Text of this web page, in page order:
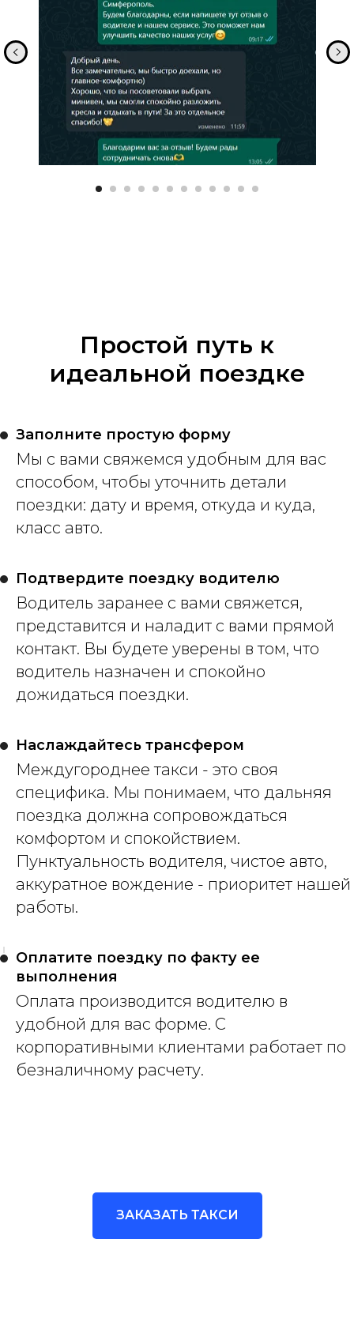
Простой путь к
идеальной поездке
Заполните простую форму
Мы с вами свяжемся удобным для вас
способом, чтобы уточнить детали
поездки: дату и время, откуда и куда,
класс авто.
Подтвердите поездку водителю
Водитель заранее с вами свяжется,
представится и наладит с вами прямой
контакт. Вы будете уверены в том, что
водитель назначен и спокойно
дожидаться поездки.
Наслаждайтесь трансфером
Междугороднее такси - это своя
специфика. Мы понимаем, что дальняя
поездка должна сопровождаться
комфортом и спокойствием.
Пунктуальность водителя, чистое авто,
аккуратное вождение - приоритет нашей
работы.
Оплатите поездку по факту ее
выполнения
Оплата производится водителю в
удобной для вас форме. С
корпоративными клиентами работает по
безналичному расчету.
ЗАКАЗАТЬ ТАКСИ